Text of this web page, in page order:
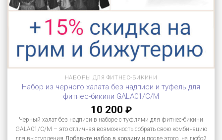
НАБОРЫ ДЛЯ ФИТНЕС-БИКИНИ
Набор из черного халата без надписи и туфель для
фитнес-бикини GALA01/C/M
10 200 ₽
Черный халат без надписи в наборе с туфлями для фитнес-бикини
GALA01/C/M – это отличная возможность собрать свою комбинацию
для выступления. Добавьте набор в корзину и после этого, на любой